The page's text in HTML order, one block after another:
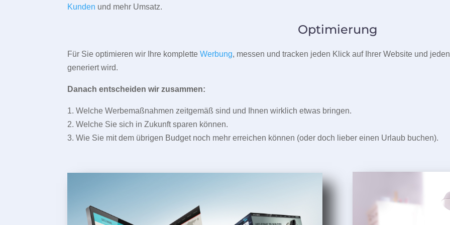
Kunden und mehr Umsatz.
Optimierung
Für Sie optimieren wir Ihre kompletteWerbung, messen und tracken jeden Klick auf Ihrer Website und
generiert wird.
Danach entscheiden wir zusammen:
1. Welche Werbemaßnahmen zeitgemäß sind und Ihnen wirklich etwas bringen.
2. Welche Sie sich in Zukunft sparen können.
3. Wie Sie mit dem übrigen Budget noch mehr erreichen können (oder doch lieber einen Urlaub buchen).